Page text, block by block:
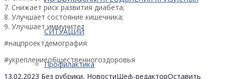
СИТУАЦИЙ
Профилактика
7. Снижает риск развития диабета;
8. Улучшает состояние кишечника;
9. Улучшает иммунитет
#нацпроектдемография
#укреплениеобщественногоздоровья
13.02.2023 Без рубрики, НовостиШеф-редакторОставить